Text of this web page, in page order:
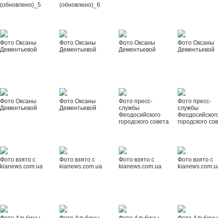
(обновлено)_5
(обновлено)_6
Фото Оксаны
Дементьевой
Фото Оксаны
Дементьевой
Фото Оксаны
Дементьевой
Фото Оксаны
Дементьевой
Фото Оксаны
Дементьевой
Фото Оксаны
Дементьевой
Фото пресс-
службы
Феодосийского
городского совета
Фото пресс-
службы
городского
Фото взято с
kianews.com.ua
Фото взято с
kianews.com.ua
Фото взято с
kianews.com.ua
Фото взято с